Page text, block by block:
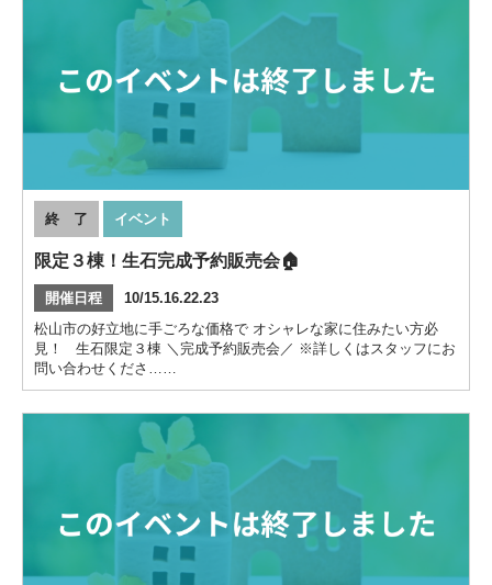
終 了 イベント
限定３棟！生石完成予約販売会🏠
開催日程
10/15.16.22.23
松山市の好立地に手ごろな価格で オシャレな家に住みたい方必
見！ 生石限定３棟 ＼完成予約販売会／ ※詳しくはスタッフにお
問い合わせくださ……